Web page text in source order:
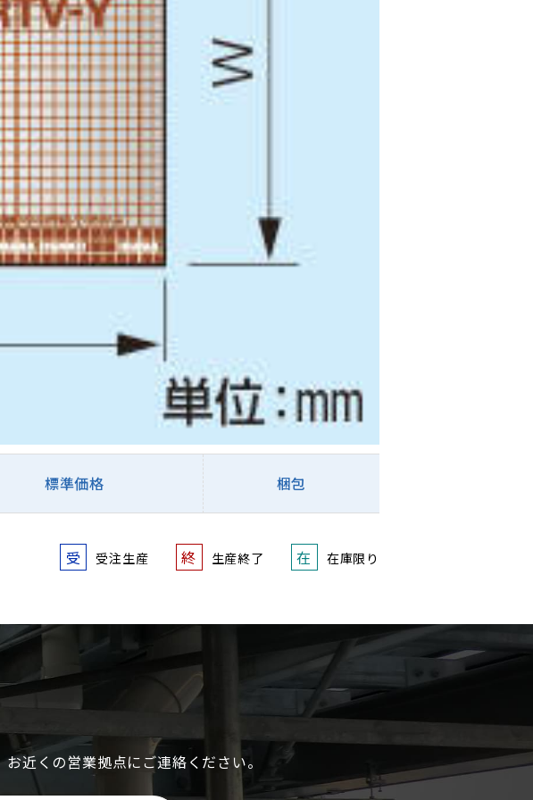
標準価格 梱包
受 受注生産 終 生産終了 在 在庫限り
近くの営業拠点にご連絡ください。